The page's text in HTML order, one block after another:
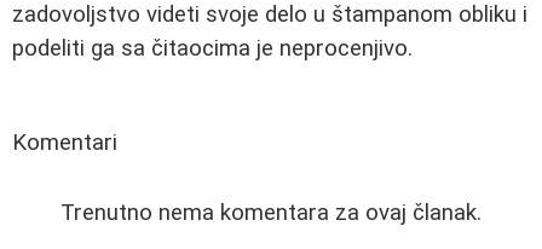
zadovoljstvo videti svoje delo u štampanom obliku i
podeliti ga sa čitaocima je neprocenjivo.
Komentari
Trenutno nema komentara za ovaj članak.